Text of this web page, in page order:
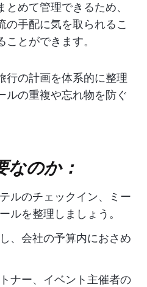
とめて管理できるため、
の手配に気を取られるこ
とができます。
行の計画を体系的に整理
ルの重複や忘れ物を防ぐ
なのか：
ルのチェックイン、ミー
ルを整理しましょう。
、会社の予算内におさめ
ナー、イベント主催者の